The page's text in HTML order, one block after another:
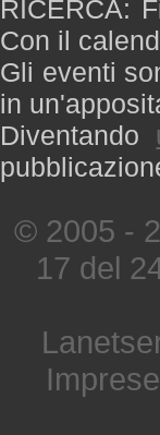
RICERCA:
Con il
Gli eventi
in
Diventando
© 2005 -
17 del